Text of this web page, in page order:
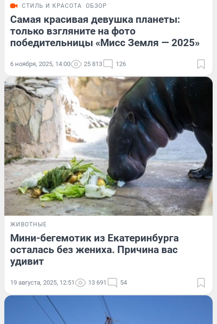
СТИЛЬ И КРАСОТА ОБЗОР
Самая красивая девушка планеты:
только взгляните на фото
победительницы «Мисс Земля — 2025»
6 ноября, 2025, 14:00 25 813 126
ЖИВОТНЫЕ
Мини-бегемотик из Екатеринбурга
осталась без жениха. Причина вас
удивит
19 августа, 2025, 12:51 13 691 54